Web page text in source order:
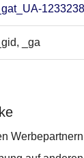
_gat_UA-
_gid, _ga